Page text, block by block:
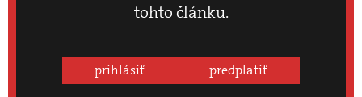
tohto článku.
prihlásiť predplatiť